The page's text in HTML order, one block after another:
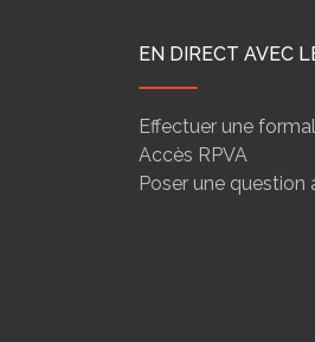
EN DIRECT AVEC
Effectuer une
Accès RPVA
Poser une question